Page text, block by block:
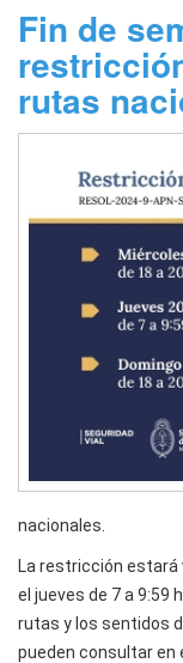
Fin de
rutas
nacionales.
La restricción estará
el jueves de 7 a 9:59
rutas y los sentidos
pueden consultar en